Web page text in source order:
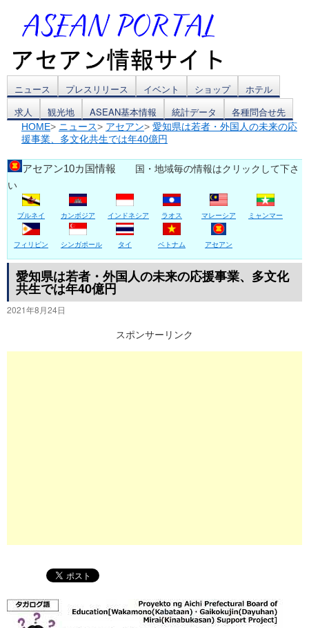
コ
ン
テ
ン
ツ
へ
ス
キ
ッ
ニュース プレスリリース イベント ショップ
ホテル
求人
観光地 ASEAN基本情報 統計データ 各種問合せ先
HOME> ニュース> アセアン> 愛知県は若者・外国人の未来の応
援事業、多文化共生では年40億円
アセアン10カ国情報 国・地域毎の情報はクリックして下さ
い
ブルネイ カンボジア インドネシア ラオス マレーシア ミャンマー
フィリピン シンガポール タイ ベトナム アセアン
愛知県は若者・外国人の未来の応援事業、多文化
共生では年40億円
2021年8月24日
スポンサーリンク